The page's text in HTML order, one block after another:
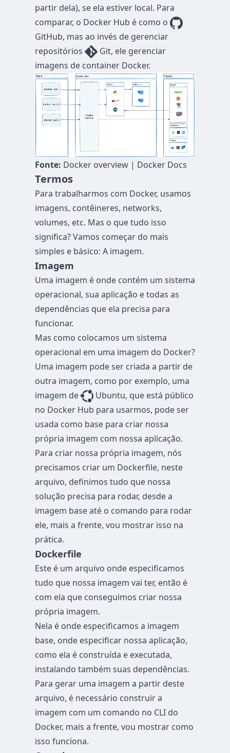
partir dela), se ela estiver local. Para
comparar, o Docker Hub é como o
GitHub, mas ao invés de gerenciar
repositórios
Git, ele gerenciar
imagens de container Docker.
Fonte: Docker overview | Docker Docs
Termos
Para trabalharmos com Docker, usamos
imagens, contêineres, networks,
volumes, etc. Mas o que tudo isso
significa? Vamos começar do mais
simples e básico: A imagem.
Imagem
Uma imagem é onde contém um sistema
operacional, sua aplicação e todas as
dependências que ela precisa para
funcionar.
Mas como colocamos um sistema
operacional em uma imagem do Docker?
Uma imagem pode ser criada a partir de
outra imagem, como por exemplo, uma
imagem de
Ubuntu, que está público
no Docker Hub para usarmos, pode ser
usada como base para criar nossa
própria imagem com nossa aplicação.
Para criar nossa própria imagem, nós
precisamos criar um Dockerfile, neste
arquivo, definimos tudo que nossa
solução precisa para rodar, desde a
imagem base até o comando para rodar
ele, mais a frente, vou mostrar isso na
prática.
Dockerfile
Este é um arquivo onde especificamos
tudo que nossa imagem vai ter, então é
com ela que conseguimos criar nossa
própria imagem.
Nela é onde especificamos a imagem
base, onde especificar nossa aplicação,
como ela é construída e executada,
instalando também suas dependências.
Para gerar uma imagem a partir deste
arquivo, é necessário construir a
imagem com um comando no CLI do
Docker, mais a frente, vou mostrar como
isso funciona.